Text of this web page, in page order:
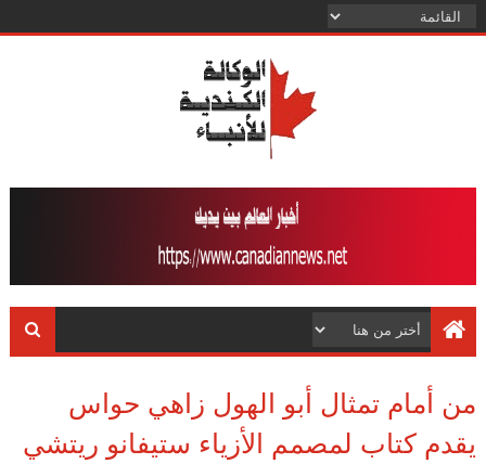
من أمام تمثال أبو الهول زاهي حواس
يقدم كتاب لمصمم الأزياء ستيفانو ريتشي